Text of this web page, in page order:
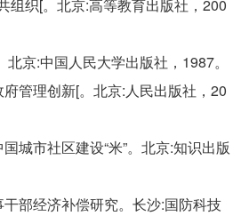
组织[。北京:高等教育出版社，200
京:中国人民大学出版社，1987。
管理创新[。北京:人民出版社，20
城市社区建设“米”。北京:知识出版
部经济补偿研究。长沙:国防科技